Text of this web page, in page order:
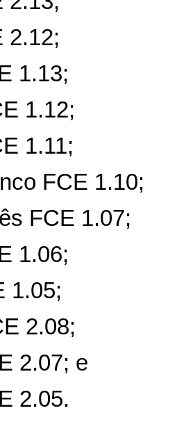
2.12;
1.13;
1.12;
1.11;
FCE 1.10;
FCE 1.07;
1.06;
1.05;
2.08;
2.07; e
2.05.